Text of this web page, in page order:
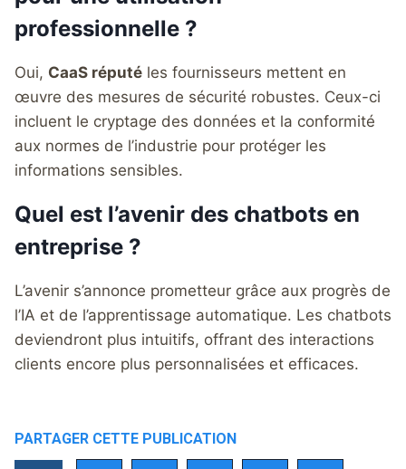
professionnelle ?
Oui, CaaS réputé les fournisseurs mettent en
œuvre des mesures de sécurité robustes. Ceux-ci
incluent le cryptage des données et la conformité
aux normes de l’industrie pour protéger les
informations sensibles.
Quel est l’avenir des chatbots en
entreprise ?
L’avenir s’annonce prometteur grâce aux progrès de
l’IA et de l’apprentissage automatique. Les chatbots
deviendront plus intuitifs, offrant des interactions
clients encore plus personnalisées et efficaces.
PARTAGER CETTE PUBLICATION